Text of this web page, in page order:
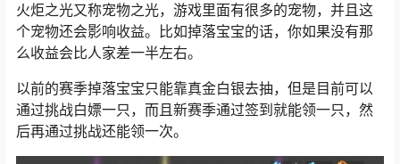
火炬之光又称宠物之光，游戏里面有很多的宠物，并且这
个宠物还会影响收益。比如掉落宝宝的话，你如果没有那
么收益会比人家差一半左右。
以前的赛季掉落宝宝只能靠真金白银去抽，但是目前可以
通过挑战白嫖一只，而且新赛季通过签到就能领一只，然
后再通过挑战还能领一次。